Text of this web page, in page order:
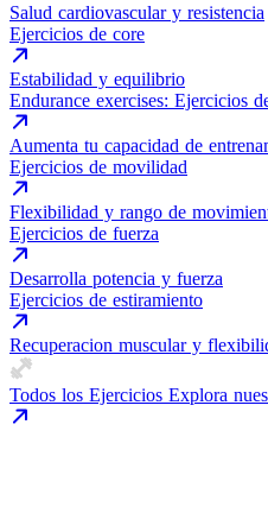
Salud cardiovascular y resistencia
Ejercicios de core
Estabilidad y equilibrio
Endurance exercises: Ejercicios
Aumenta tu capacidad de
Ejercicios de movilidad
Flexibilidad y rango de
Ejercicios de fuerza
Desarrolla potencia y fuerza
Ejercicios de estiramiento
Recuperacion muscular y
Todos los Ejercicios Explora